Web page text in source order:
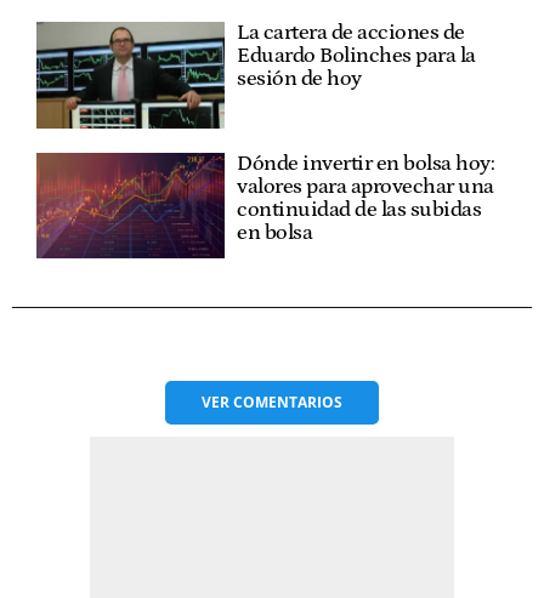
La cartera de acciones de
Eduardo Bolinches para la
sesión de hoy
Dónde invertir en bolsa hoy:
valores para aprovechar una
continuidad de las subidas
en bolsa
VERCOMENTARIOS